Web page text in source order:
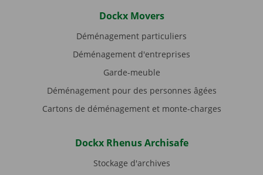
Dockx Movers
Déménagement particuliers
Déménagement d'entreprises
Garde-meuble
Déménagement pour des personnes âgées
Cartons de déménagement et monte-charges
Dockx Rhenus Archisafe
Stockage d'archives